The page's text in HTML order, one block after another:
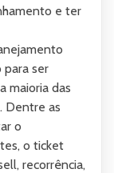
e ter
para ser
maioria das
Dentre as
o
o ticket
recorrência,